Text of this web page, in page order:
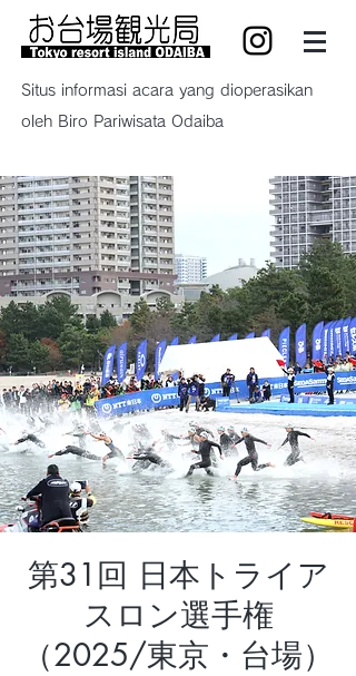
Situs informasi acara yang dioperasikan
oleh Biro Pariwisata Odaiba
第31回 日本トライア
スロン選手権
（2025/東京・台場）